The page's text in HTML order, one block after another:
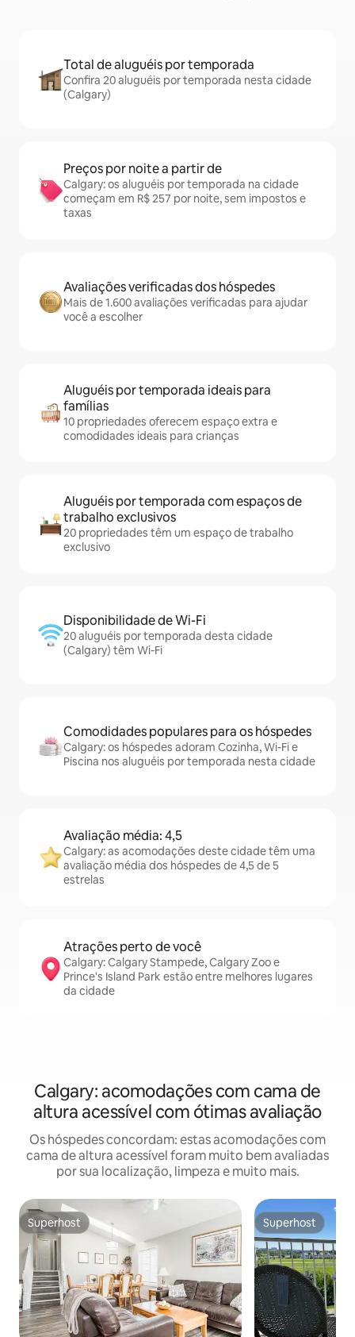
Total de aluguéis por temporada
Confira 20 aluguéis por temporada nesta cidade
(Calgary)
Preços por noite a partir de
Calgary: os aluguéis por temporada na cidade
começam em R$ 257 por noite, sem impostos e
taxas
Avaliações verificadas dos hóspedes
Mais de 1.600 avaliações verificadas para ajudar
você a escolher
Aluguéis por temporada ideais para
famílias
10 propriedades oferecem espaço extra e
comodidades ideais para crianças
Aluguéis por temporada com espaços de
trabalho exclusivos
20 propriedades têm um espaço de trabalho
exclusivo
Disponibilidade de Wi-Fi
20 aluguéis por temporada desta cidade
(Calgary) têm Wi-Fi
Comodidades populares para os hóspedes
Calgary: os hóspedes adoram Cozinha, Wi-Fi e
Piscina nos aluguéis por temporada nesta cidade
Avaliação média: 4,5
Calgary: as acomodações deste cidade têm uma
avaliação média dos hóspedes de 4,5 de 5
estrelas
Atrações perto de você
Calgary: Calgary Stampede, Calgary Zoo e
Prince's Island Park estão entre melhores lugares
da cidade
Calgary: acomodações com cama de
altura acessível com ótimas avaliação
Os hóspedes concordam: estas acomodações com
cama de altura acessível foram muito bem avaliadas
por sua localização, limpeza e muito mais.
Superhost
Superhost Superhost
Superhost